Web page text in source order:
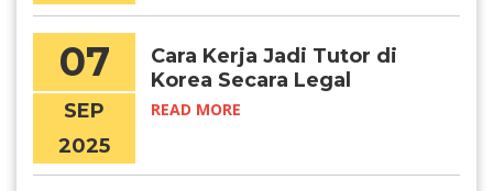
07
SEP
2025
Cara Kerja Jadi Tutor di
Korea Secara Legal
READ MORE